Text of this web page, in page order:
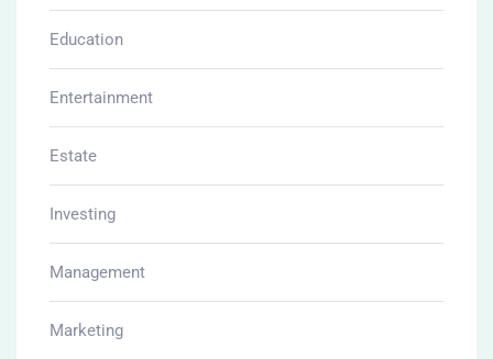
Education
Entertainment
Estate
Investing
Management
Marketing